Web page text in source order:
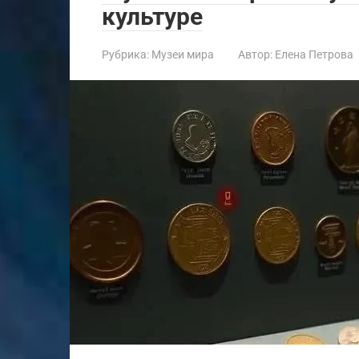
культуре
Рубрика: Музеи мира Автор: Елена Петрова